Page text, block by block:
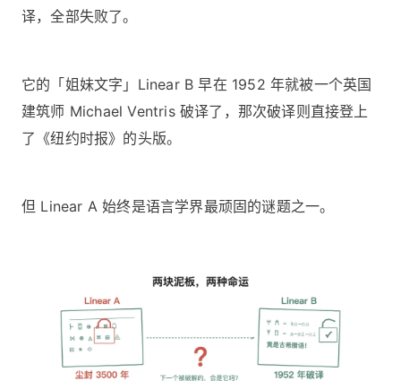
译，全部失败了。
它的「姐妹文字」Linear B 早在 1952 年就被一个英国
建筑师 Michael Ventris 破译了，那次破译则直接登上
了《纽约时报》的头版。
但 Linear A 始终是语言学界最顽固的谜题之一。